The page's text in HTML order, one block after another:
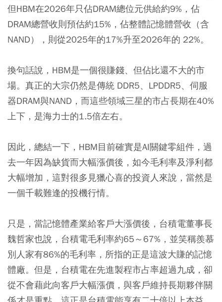
但HBM在2026年只佔DRAM總位元供給約9%，佔
DRAM總營收則預估約15%，佔整體記憶體營收（含
NAND），則從2025年的17%升至2026年的 22%。
換句話說，HBM是一個很賺錢、但佔比還不大的市
場。真正的大宗仍然是傳統 DDR5、LPDDR5、伺服
器DRAM與NAND，而這些領域三星的市占長期在40%
上下，是海力士的1.5倍左右。
因此，總結一下，HBM目前確實是AI關鍵零組件，過
去一年因為缺貨而大幅漲價後，如今毛利率及淨利都
大幅增加，這對很多見獵心喜的投資人來說，當然是
一個千載難逢的投機行情。
只是，當記憶體產業給客戶大漲價後，台積電董事長
魏哲家也說，台積電毛利率約65～67%，並笑稱羨慕
別人家有86%的毛利率，所指的正是這波大賺的記憶
體廠。但是，台積電在先進製程市占率超過九成，卻
從不會藉此向客戶大幅漲價，與客戶維持長期夥伴關